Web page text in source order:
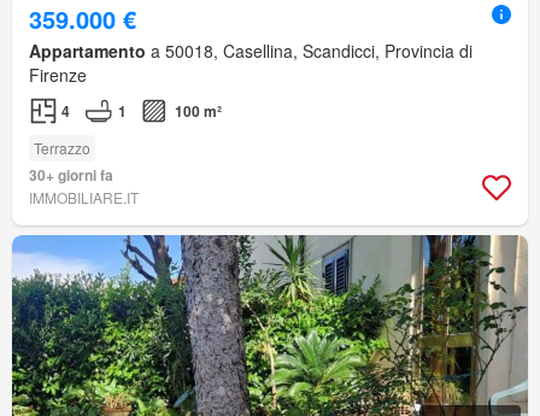
359.000 €
Appartamento a 50018, Casellina, Scandicci, Provincia di
Firenze
4 1 100 m²
Terrazzo
30+ giorni fa
IMMOBILIARE.IT